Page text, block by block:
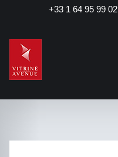
contenu
+33 1 64 95 99 02